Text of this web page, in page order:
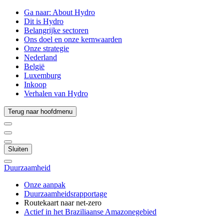
Ga naar: About Hydro
Dit is Hydro
Belangrijke sectoren
Ons doel en onze kernwaarden
Onze strategie
Nederland
België
Luxemburg
Inkoop
Verhalen van Hydro
Terug naar hoofdmenu
Sluiten
Duurzaamheid
Onze aanpak
Duurzaamheidsrapportage
Routekaart naar net-zero
Actief in het Braziliaanse Amazonegebied